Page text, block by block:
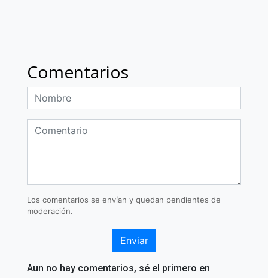
Comentarios
Los comentarios se envían y quedan pendientes de
moderación.
Enviar
Aun no hay comentarios, sé el primero en